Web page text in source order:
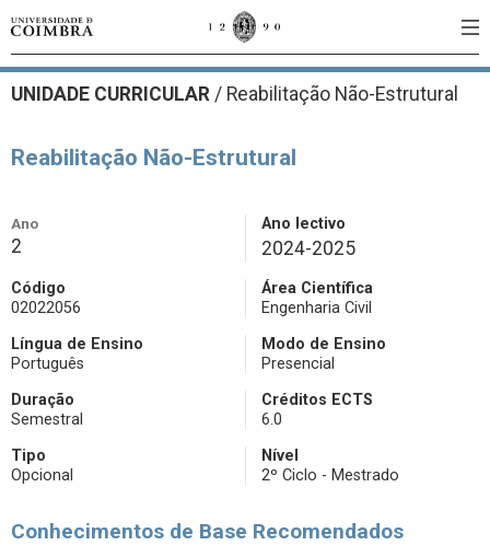
UNIDADE CURRICULAR / Reabilitação Não-Estrutural
Reabilitação Não-Estrutural
Ano
2
Ano lectivo
2024-2025
Código
02022056
Área Científica
Engenharia Civil
Língua de Ensino
Português
Modo de Ensino
Presencial
Duração
Semestral
Créditos ECTS
6.0
Tipo
Opcional
Nível
2º Ciclo - Mestrado
Conhecimentos de Base Recomendados